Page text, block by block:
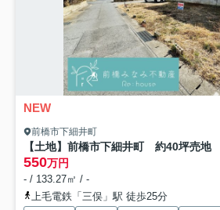
NEW
前橋市下細井町
【土地】前橋市下細井町 約40坪売地
550万円
- / 133.27㎡ / -
上毛電鉄「三俣」駅 徒歩25分